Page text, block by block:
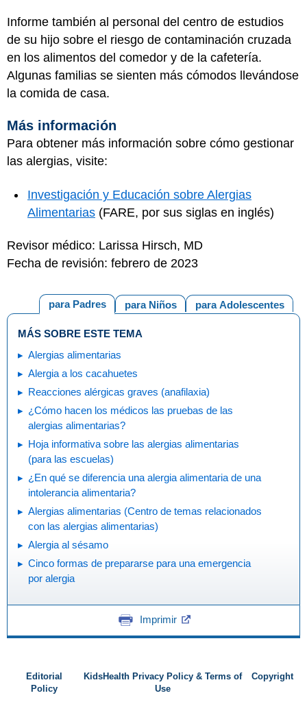
Informe también al personal del centro de estudios
de su hijo sobre el riesgo de contaminación cruzada
en los alimentos del comedor y de la cafetería.
Algunas familias se sienten más cómodos llevándose
la comida de casa.
Más información
Para obtener más información sobre cómo gestionar
las alergias, visite:
Investigación y Educación sobre Alergias
Alimentarias (FARE, por sus siglas en inglés)
Revisor médico: Larissa Hirsch, MD
Fecha de revisión: febrero de 2023
para Adolescentes
para Niños
para Padres
MÁS SOBRE ESTE TEMA
Alergias alimentarias
Alergia a los cacahuetes
Reacciones alérgicas graves (anafilaxia)
¿Cómo hacen los médicos las pruebas de las
alergias alimentarias?
Hoja informativa sobre las alergias alimentarias
(para las escuelas)
¿En qué se diferencia una alergia alimentaria de una
intolerancia alimentaria?
Alergias alimentarias (Centro de temas relacionados
con las alergias alimentarias)
Alergia al sésamo
Cinco formas de prepararse para una emergencia
por alergia
Imprimir
Editorial
Policy
KidsHealth Privacy Policy & Terms of
Use
Copyright